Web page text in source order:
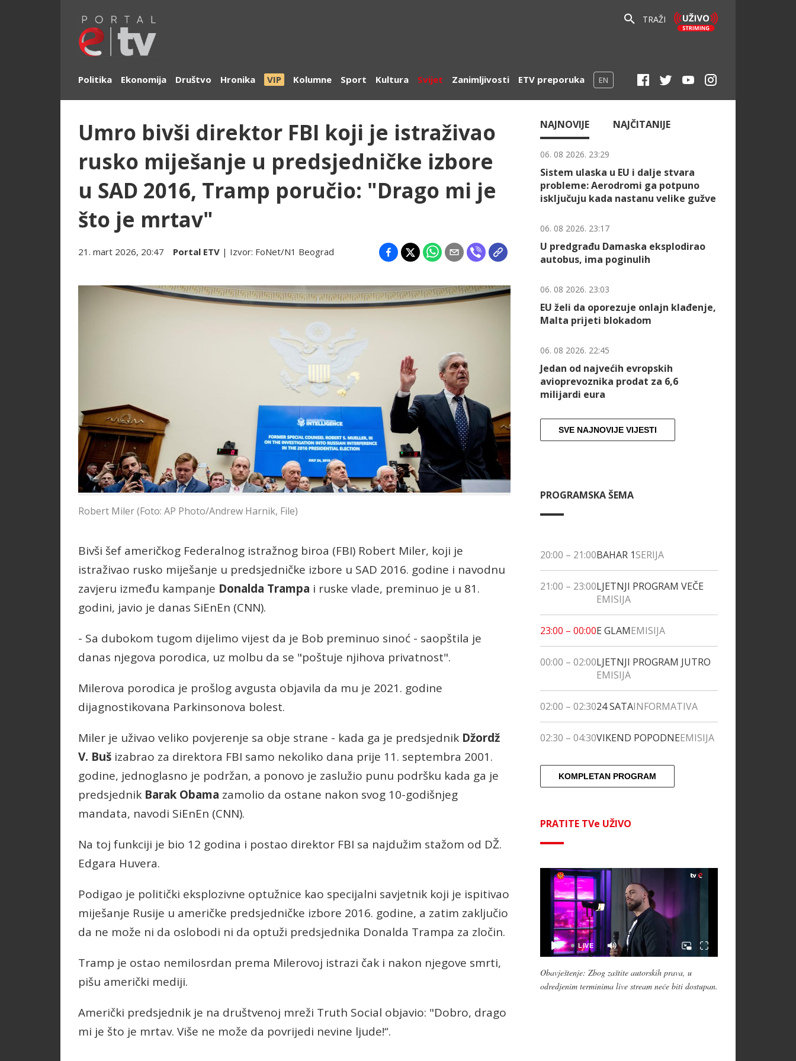
TRAŽI
Politika Ekonomija Društvo Hronika VIP Kolumne Sport Kultura Svijet Zanimljivosti ETV preporuka EN
Umro bivši direktor FBI koji je istraživao
rusko miješanje u predsjedničke izbore
u SAD 2016, Tramp poručio: "Drago mi je
što je mrtav"
21. mart 2026, 20:47 Portal ETV | Izvor: FoNet/N1 Beograd
Robert Miler (Foto: AP Photo/Andrew Harnik, File)
Bivši šef američkog Federalnog istražnog biroa (FBI) Robert Miler, koji je
istraživao rusko miješanje u predsjedničke izbore u SAD 2016. godine i navodnu
zavjeru između kampanje Donalda Trampa i ruske vlade, preminuo je u 81.
godini, javio je danas SiEnEn (CNN).
- Sa dubokom tugom dijelimo vijest da je Bob preminuo sinoć - saopštila je
danas njegova porodica, uz molbu da se "poštuje njihova privatnost".
Milerova porodica je prošlog avgusta objavila da mu je 2021. godine
dijagnostikovana Parkinsonova bolest.
Miler je uživao veliko povjerenje sa obje strane - kada ga je predsjednik Džordž
V. Buš izabrao za direktora FBI samo nekoliko dana prije 11. septembra 2001.
godine, jednoglasno je podržan, a ponovo je zaslužio punu podršku kada ga je
predsjednik Barak Obama zamolio da ostane nakon svog 10-godišnjeg
mandata, navodi SiEnEn (CNN).
Na toj funkciji je bio 12 godina i postao direktor FBI sa najdužim stažom od DŽ.
Edgara Huvera.
Podigao je politički eksplozivne optužnice kao specijalni savjetnik koji je ispitivao
miješanje Rusije u američke predsjedničke izbore 2016. godine, a zatim zaključio
da ne može ni da oslobodi ni da optuži predsjednika Donalda Trampa za zločin.
Tramp je ostao nemilosrdan prema Milerovoj istrazi čak i nakon njegove smrti,
pišu američki mediji.
Američki predsjednik je na društvenoj mreži Truth Social objavio: "Dobro, drago
mi je što je mrtav. Više ne može da povrijedi nevine ljude!“.
NAJNOVIJE NAJČITANIJE
06. 08 2026. 23:29
Sistem ulaska u EU i dalje stvara
probleme: Aerodromi ga potpuno
isključuju kada nastanu velike gužve
06. 08 2026. 23:17
U predgrađu Damaska eksplodirao
autobus, ima poginulih
06. 08 2026. 23:03
EU želi da oporezuje onlajn klađenje,
Malta prijeti blokadom
06. 08 2026. 22:45
Jedan od najvećih evropskih
avioprevoznika prodat za 6,6
milijardi eura
SVE NAJNOVIJE VIJESTI
PROGRAMSKA ŠEMA
20:00 – 21:00BAHAR 1SERIJA
21:00 – 23:00LJETNJI PROGRAM VEČE
EMISIJA
23:00 – 00:00E GLAMEMISIJA
00:00 – 02:00LJETNJI PROGRAM JUTRO
EMISIJA
02:00 – 02:3024 SATAINFORMATIVA
02:30 – 04:30VIKEND POPODNEEMISIJA
KOMPLETAN PROGRAM
PRATITE TVe UŽIVO
Obavještenje: Zbog zaštite autorskih prava, u
odredjenim terminima live stream neće biti dostupan.